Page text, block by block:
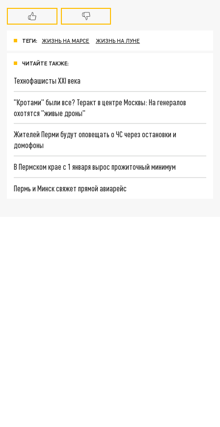
ТЕГИ: ЖИЗНЬ НА МАРСЕ ЖИЗНЬ НА ЛУНЕ
ЧИТАЙТЕ ТАКЖЕ:
Технофашисты XXI века
"Кротами" были все? Теракт в центре Москвы: На генералов
охотятся "живые дроны"
Жителей Перми будут оповещать о ЧС через остановки и
домофоны
В Пермском крае с 1 января вырос прожиточный минимум
Пермь и Минск свяжет прямой авиарейс